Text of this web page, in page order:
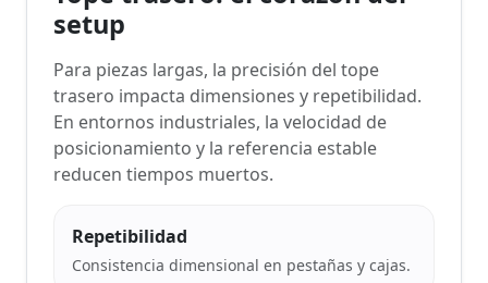
setup
Para piezas largas, la precisión del tope
trasero impacta dimensiones y repetibilidad.
En entornos industriales, la velocidad de
posicionamiento y la referencia estable
reducen tiempos muertos.
Repetibilidad
Consistencia dimensional en pestañas y cajas.